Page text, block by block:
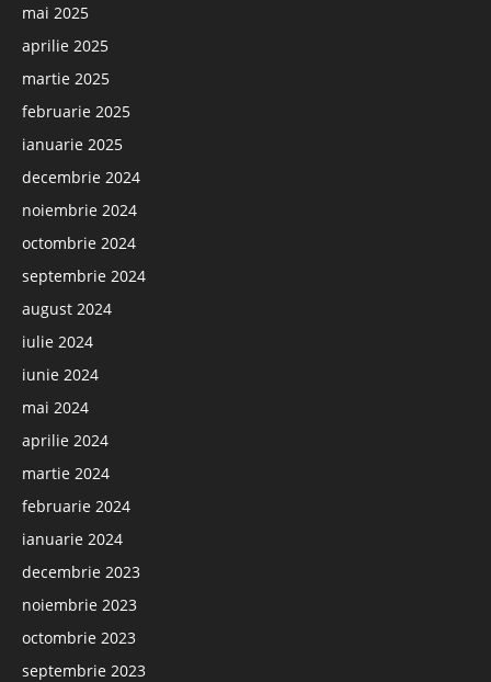
mai 2025
aprilie 2025
martie 2025
februarie 2025
ianuarie 2025
decembrie 2024
noiembrie 2024
octombrie 2024
septembrie 2024
august 2024
iulie 2024
iunie 2024
mai 2024
aprilie 2024
martie 2024
februarie 2024
ianuarie 2024
decembrie 2023
noiembrie 2023
octombrie 2023
septembrie 2023